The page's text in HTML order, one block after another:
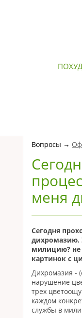
Вопросы →
меня
Сегодня
дихромазию.
милицию? не
картинок с
Дихромазия -
нарушение
трех
каждом
службы в